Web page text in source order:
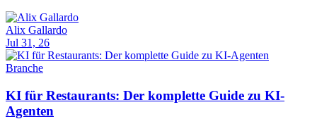
Alix Gallardo
Jul 31, 26
Branche
KI für Restaurants: Der komplette Guide zu KI-
Agenten